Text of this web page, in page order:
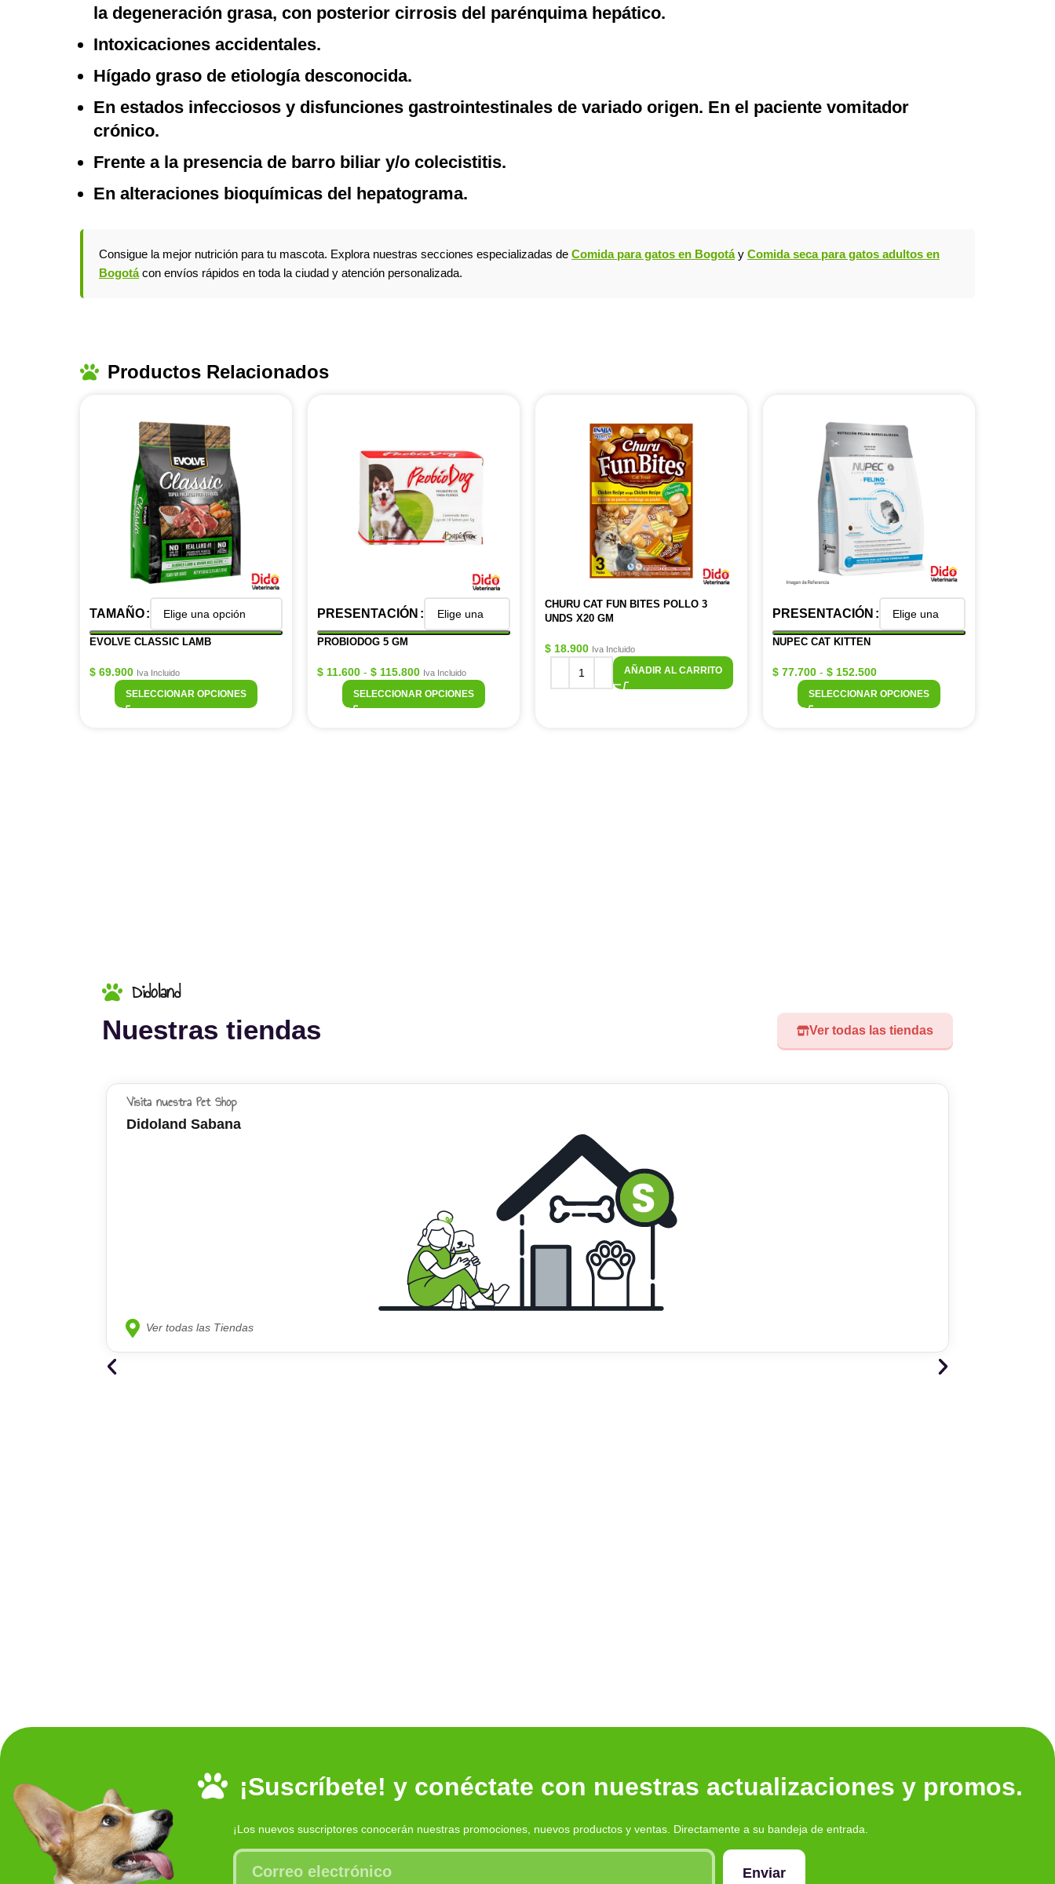
la degeneración grasa, con posterior cirrosis del parénquima hepático.
Intoxicaciones accidentales.
Hígado graso de etiología desconocida.
En estados infecciosos y disfunciones gastrointestinales de variado origen. En el paciente vomitador
crónico.
Frente a la presencia de barro biliar y/o colecistitis.
En alteraciones bioquímicas del hepatograma.
Consigue la mejor nutrición para tu mascota. Explora nuestras secciones especializadas de Comida para gatos en Bogotáy Comida seca para gatos adultos en
Bogotácon envíos rápidos en toda la ciudad y atención personalizada.
Productos Relacionados
TAMAÑO
EVOLVE CLASSIC LAMB
$ 69.900 Iva Incluido
SELECCIONAR OPCIONES
PRESENTACIÓN
PROBIODOG 5 GM
$ 11.600 - $ 115.800 Iva Incluido
SELECCIONAR OPCIONES
CHURU CAT FUN BITES POLLO 3
UNDS X20 GM
$ 18.900 Iva Incluido
AÑADIR AL CARRITO
PRESENTACIÓN
NUPEC CAT KITTEN
$ 77.700 - $ 152.500
SELECCIONAR OPCIONES
Didoland
Nuestras tiendas Ver todas las tiendas
Visita nuestra Pet Shop
Didoland Sabana
Ver todas las Tiendas
¡Suscríbete! y conéctate con nuestras actualizaciones y promos.
¡Los nuevos suscriptores conocerán nuestras promociones, nuevos productos y ventas. Directamente a su bandeja de entrada.
Enviar